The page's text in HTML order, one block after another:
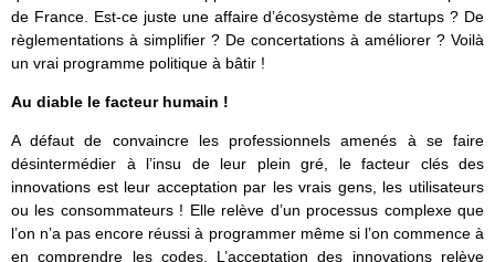
de France. Est-ce juste une affaire d’écosystème de startups ? De
règlementations à simplifier ? De concertations à améliorer ? Voilà
un vrai programme politique à bâtir !
Au diable le facteur humain !
A défaut de convaincre les professionnels amenés à se faire
désintermédier à l’insu de leur plein gré, le facteur clés des
innovations est leur acceptation par les vrais gens, les utilisateurs
ou les consommateurs ! Elle relève d’un processus complexe que
l’on n’a pas encore réussi à programmer même si l’on commence à
en comprendre les codes. L’acceptation des innovations relève